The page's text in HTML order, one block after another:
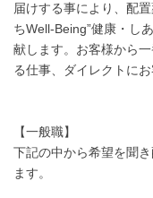
届けする事により、配
ちWell-Being”健康・し
献します。お客様から
る仕事、ダイレクトに
【一般職】
下記の中から希望を聞
ます。